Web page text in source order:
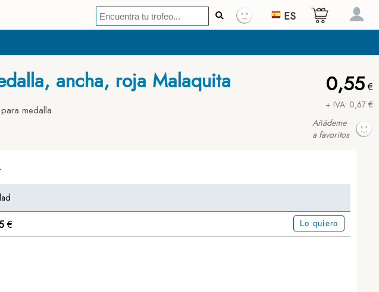
ES
ancha, roja Malaquita
medalla
0,55€
+ IVA: 0,67 €
Añádeme
a favoritos
€ Lo quiero